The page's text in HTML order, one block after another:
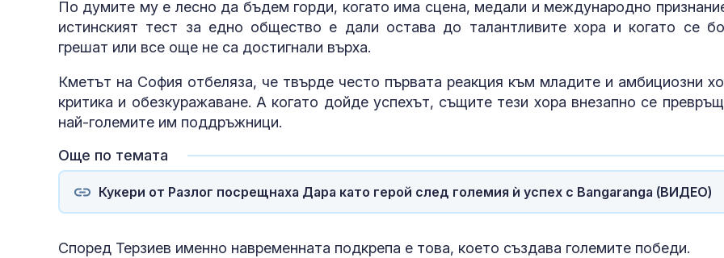
По думите му е лесно да бъдем горди, когато има сцена, медали и международно
истинският тест за едно общество е дали остава до талантливите хора и когато се
грешат или все още не са достигнали върха.
Кметът на София отбеляза, че твърде често първата реакция към младите и амбициозни
критика и обезкуражаване. А когато дойде успехът, същите тези хора внезапно се
най-големите им поддръжници.
Още по темата
Кукери от Разлог посрещнаха Дара като герой след големия ѝ успех с Bangaranga (ВИДЕО)
Според Терзиев именно навременната подкрепа е това, което създава големите победи.
Адмирал
Ефтимов:
победа и
Украйна